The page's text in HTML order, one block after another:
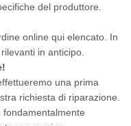
del produttore.
online qui elencato. In
in anticipo.
una prima
richiesta di riparazione.